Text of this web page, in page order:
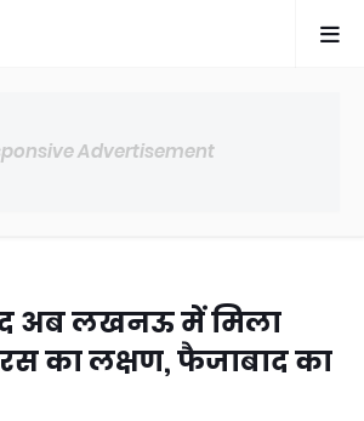
Advertisement
अब लखनऊ में मिला
का लक्षण, फैजाबाद का